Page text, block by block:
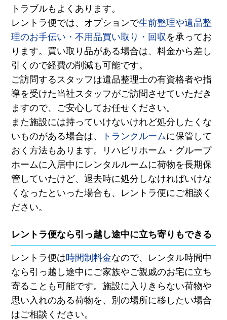
トラブルもよくあります。
レントラ便では、オプションで生前整理や遺品整
理のお手伝い・不用品買い取り・回収 を承ってお
ります。買い取り品がある場合は、料金から差し
引くので経費の削減も可能です。
ご訪問するスタッフは遺品整理士の有資格者や指
導を受けた当社スタッフがご訪問させていただき
ますので、ご安心してお任せください。
また施設には持っていけないけれど処分したくな
いものがある場合は、
トランクルームに保管して
おく方法もあります。リハビリホーム・グループ
ホームに入居中にレンタルルームに荷物を長期保
管していたけど、退去時に処分しなければいけな
くなったといった場合も、レントラ便にご相談く
ださい。
レントラ便なら引っ越し途中に立ち寄りもできる
レントラ便は時間制料金なので、レンタル時間中
なら引っ越し途中にご家族やご親戚のお宅に立ち
寄ることも可能です。施設に入りきらない荷物や
思い入れのある荷物を、別の場所に移したい場合
はご相談ください。